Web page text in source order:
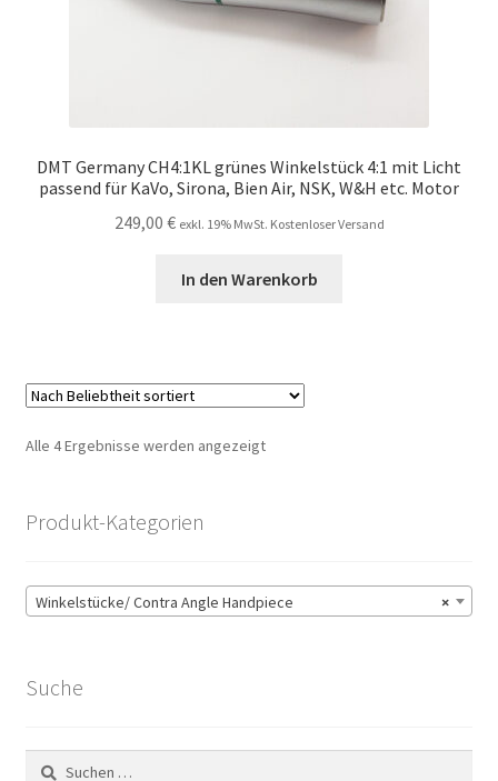
DMT Germany CH4:1KL grünes Winkelstück 4:1 mit Licht
passend für KaVo, Sirona, Bien Air, NSK, W&H etc. Motor
249,00 € exkl. 19% MwSt. Kostenloser Versand
In den Warenkorb
Alle 4 Ergebnisse werden angezeigtNach
Produkt-Kategorien
×
Winkelstücke/ Contra Angle Handpiece
Suche
Suchen